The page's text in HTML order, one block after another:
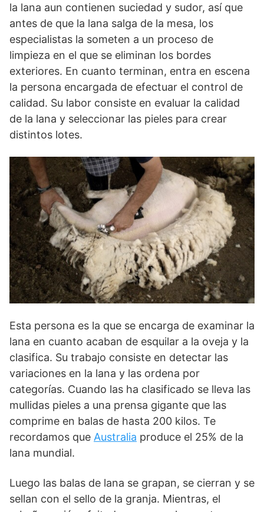
la lana aun contienen suciedad y sudor, así que
antes de que la lana salga de la mesa, los
especialistas la someten a un proceso de
limpieza en el que se eliminan los bordes
exteriores. En cuanto terminan, entra en escena
la persona encargada de efectuar el control de
calidad. Su labor consiste en evaluar la calidad
de la lana y seleccionar las pieles para crear
distintos lotes.
Esta persona es la que se encarga de examinar la
lana en cuanto acaban de esquilar a la oveja y la
clasifica. Su trabajo consiste en detectar las
variaciones en la lana y las ordena por
categorías. Cuando las ha clasificado se lleva las
mullidas pieles a una prensa gigante que las
comprime en balas de hasta 200 kilos. Te
recordamos que Australia produce el 25% de la
lana mundial.
Luego las balas de lana se grapan, se cierran y se
sellan con el sello de la granja. Mientras, el